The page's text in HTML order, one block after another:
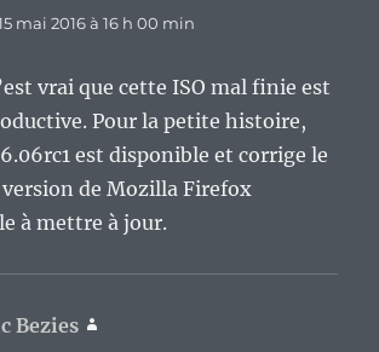
mai 2016 à 16 h 00 min
vrai que cette ISO mal finie est
Pour la petite histoire,
est disponible et corrige le
version de Mozilla Firefox
à mettre à jour.
Bezies